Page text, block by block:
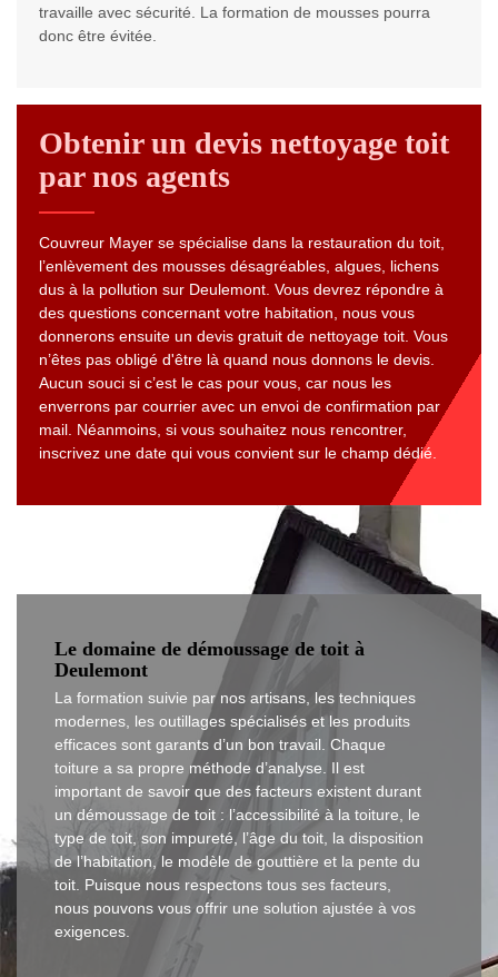
travaille avec sécurité. La formation de mousses pourra
donc être évitée.
Obtenir un devis nettoyage toit
par nos agents
Couvreur Mayer se spécialise dans la restauration du toit,
l’enlèvement des mousses désagréables, algues, lichens
dus à la pollution sur Deulemont. Vous devrez répondre à
des questions concernant votre habitation, nous vous
donnerons ensuite un devis gratuit de nettoyage toit. Vous
n’êtes pas obligé d'être là quand nous donnons le devis.
Aucun souci si c’est le cas pour vous, car nous les
enverrons par courrier avec un envoi de confirmation par
mail. Néanmoins, si vous souhaitez nous rencontrer,
inscrivez une date qui vous convient sur le champ dédié.
Le domaine de démoussage de toit à
Deulemont
La formation suivie par nos artisans, les techniques
modernes, les outillages spécialisés et les produits
efficaces sont garants d’un bon travail. Chaque
toiture a sa propre méthode d’analyse. Il est
important de savoir que des facteurs existent durant
un démoussage de toit : l’accessibilité à la toiture, le
type de toit, son impureté, l’âge du toit, la disposition
de l’habitation, le modèle de gouttière et la pente du
toit. Puisque nous respectons tous ses facteurs,
nous pouvons vous offrir une solution ajustée à vos
exigences.